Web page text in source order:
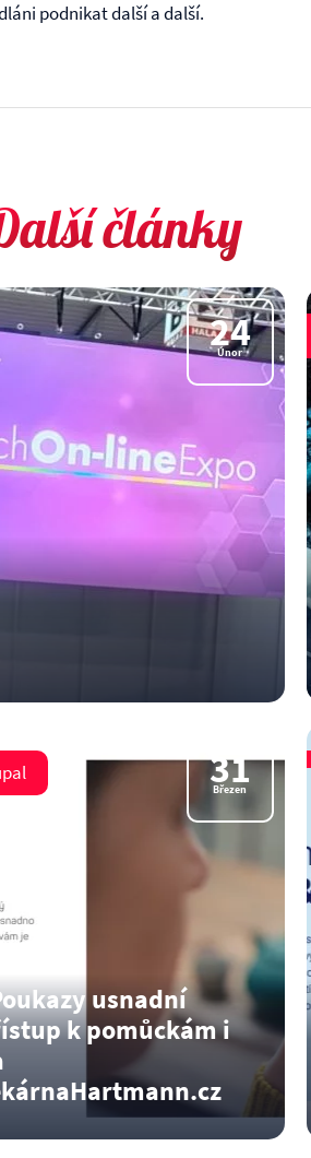
podnikat další a další.
články
24
Únor
31
Březen
usnadní
k pomůckám i
zná již každý z nás a